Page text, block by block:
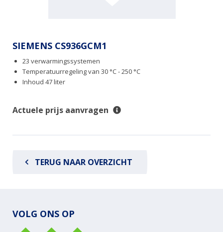
SIEMENS CS936GCM1
23 verwarmingssystemen
Temperatuurregeling van 30 °C - 250 °C
Inhoud 47 liter
Actuele prijs aanvragen
TERUG NAAR OVERZICHT
VOLG ONS OP